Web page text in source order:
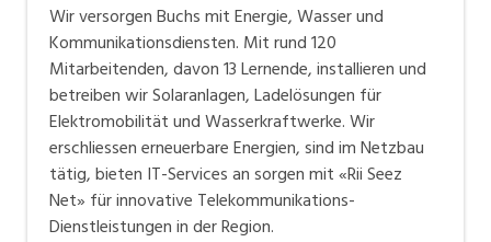
Verkauf, Handel, Kundenberatung,
Aussendienst
Sicherheit, Rettung, Polizei, Zoll
betreiben wir Solaranlagen, Ladelösungen für
Elektromobilität und Wasserkraftwerke. Wir
erschliessen erneuerbare Energien, sind im Netzbau
tätig, bieten IT-Services an sorgen mit «Rii Seez Net»
für innovative Telekommunikations-Dienstleistungen
in der Region.
Wir versorgen Buchs mit Energie, Wasser und
Kommunikationsdiensten. Mit rund 120
Mitarbeitenden, davon 13 Lernende, installieren und
betreiben wir Solaranlagen, Ladelösungen für
Elektromobilität und Wasserkraftwerke. Wir
erschliessen erneuerbare Energien, sind im Netzbau
tätig, bieten IT-Services an sorgen mit «Rii Seez
Net» für innovative Telekommunikations-
Dienstleistungen in der Region.